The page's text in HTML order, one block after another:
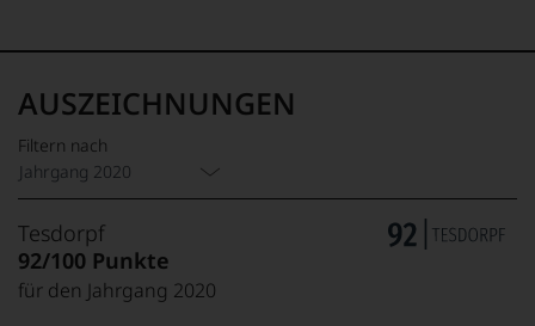
AUSZEICHNUNGEN
Filtern nach
Jahrgang 2020
Tesdorpf
92/100 Punkte
für den Jahrgang 2020